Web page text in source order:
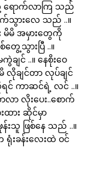
ရောက်လာကြ သည်
က်သွားလေ သည် ..။
မိမိ အမှားတွေကို
ေ့သွားပြီ ..။
င် ..။ နေစိုးဝေ
ချင်တာ လုပ်ချင်
င် ကာဆင်ရဲ့ လင် ..။
ာ လိုးပေး..စောက်
ား ဆိုင်မှာ
သူ ဖြစ်နေ သည် ..။
းခန်းလေးထဲ ဝင်